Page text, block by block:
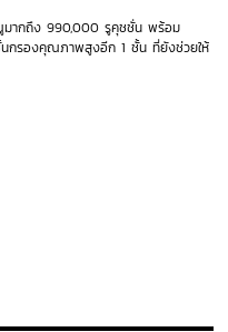
มากถึง 990,000 รูคุชชั่น พร้อม
นกรองคุณภาพสูงอีก 1 ชั้น ที่ยังช่วยให้